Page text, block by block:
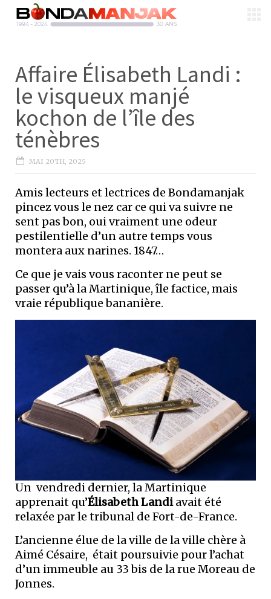
Affaire Élisabeth Landi :
le visqueux manjé
kochon de l’île des
ténèbres
MAI 20TH, 2025
Amis lecteurs et lectrices de Bondamanjak
pincez vous le nez car ce qui va suivre ne
sent pas bon, oui vraiment une odeur
pestilentielle d’un autre temps vous
montera aux narines. 1847…
Ce que je vais vous raconter ne peut se
passer qu’à la Martinique, île factice, mais
vraie république bananière.
Un vendredi dernier, la Martinique
apprenait qu’Élisabeth Landiavait été
relaxée par le tribunal de Fort-de-France.
L’ancienne élue de la ville de la ville chère à
Aimé Césaire, était poursuivie pour l’achat
d’un immeuble au 33 bis de la rue Moreau de
Jonnes.